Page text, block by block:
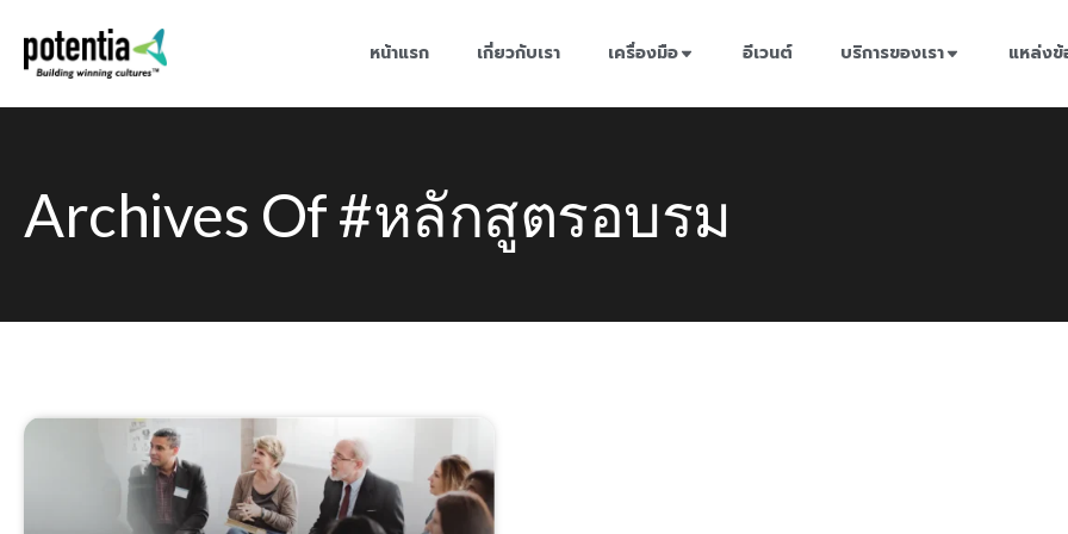
หน้าแรก เกี่ยวกับเรา เครื่องมือ อีเวนต์ บริการของเรา แหล่งข้
Archives Of #หลักสูตรอบรม